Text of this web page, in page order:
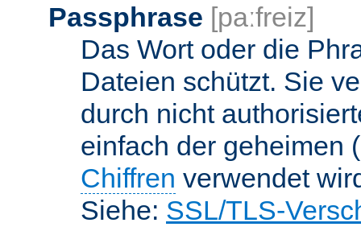
Passphrase [paːfreiz]
Das Wort oder die
Dateien schützt. Sie
durch nicht
einfach der geheimen
Chiffren verwendet
Siehe: SSL/TLS-